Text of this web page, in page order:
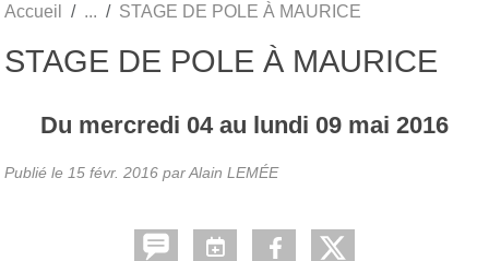
Accueil STAGE DE POLE À MAURICE
STAGE DE POLE À MAURICE
Du mercredi 04au lundi 09 mai 2016
Publié le 15 févr. 2016 parAlain LEMÉE